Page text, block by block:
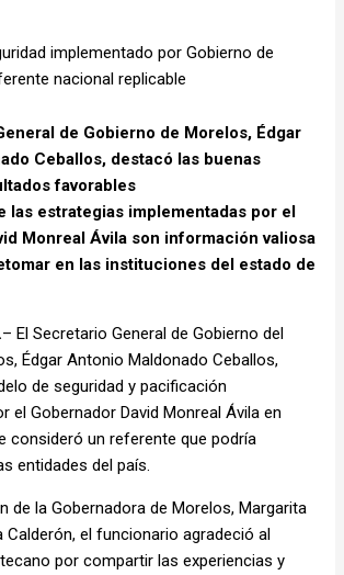
de Gobierno de Morelos, Édgar
Ceballos, destacó las buenas
favorables
las estrategias implementadas por el
Monreal Ávila son información valiosa
en las instituciones del estado de
– El Secretario General de Gobierno del
Édgar Antonio Maldonado Ceballos,
de seguridad y pacificación
el Gobernador David Monreal Ávila en
consideró un referente que podría
entidades del país.
de la Gobernadora de Morelos, Margarita
Calderón, el funcionario agradeció al
por compartir las experiencias y